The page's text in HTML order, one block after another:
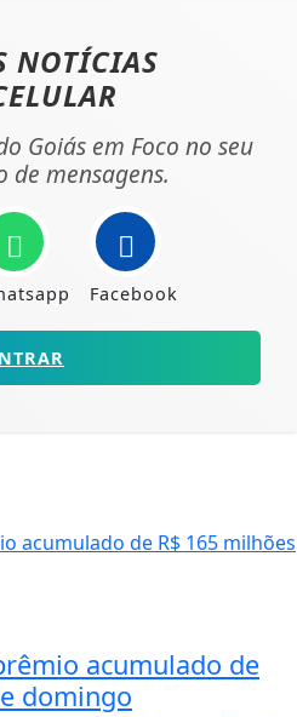
NOTÍCIAS
Goiás em Foco no seu
de mensagens.
Facebook
acumulado de
domingo